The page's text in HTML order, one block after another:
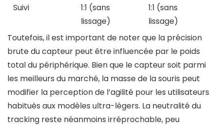
Suivi
1:1 (sans
lissage)
1:1 (sans
lissage)
Toutefois, il est important de noter que la précision
brute du capteur peut être influencée par le poids
total du périphérique. Bien que le capteur soit parmi
les meilleurs du marché, la masse de la souris peut
modifier la perception de l’agilité pour les utilisateurs
habitués aux modèles ultra-légers. La neutralité du
tracking reste néanmoins irréprochable, peu